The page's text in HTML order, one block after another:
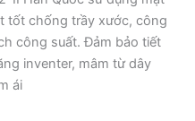
tốt chống trầy xước, công
công suất. Đảm bảo tiết
inventer, mâm từ dây
ái